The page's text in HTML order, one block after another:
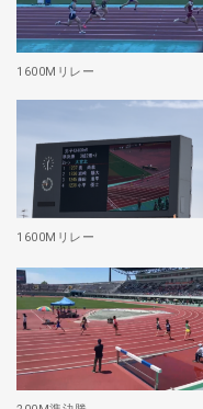
1600Mリレー
1600Mリレー